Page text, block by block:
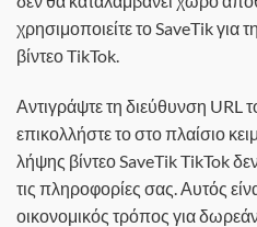
χρησιμοποιείτε το SaveTik για
βίντεο TikTok.
Αντιγράψτε τη διεύθυνση URL
επικολλήστε το στο πλαίσιο
λήψης βίντεο SaveTik TikTok
τις πληροφορίες σας. Αυτός
οικονομικός τρόπος για